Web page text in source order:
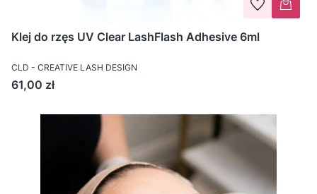
Klej do rzęs UV Clear LashFlash Adhesive 6ml
CLD - CREATIVE LASH DESIGN
Cena
61,00 zł